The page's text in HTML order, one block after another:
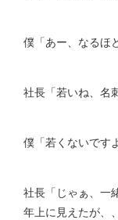
僕「あー、なるほ
社長「若いね、名
僕「若くないです
社長「じゃぁ、一
年上に見えたが、